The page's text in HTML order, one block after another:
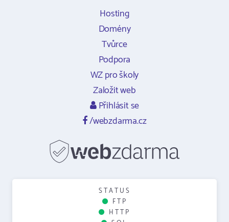
Hosting
Domény
Tvůrce
Podpora
WZ pro školy
Založit web
Přihlásit se
/webzdarma.cz
STATUS
FTP
HTTP